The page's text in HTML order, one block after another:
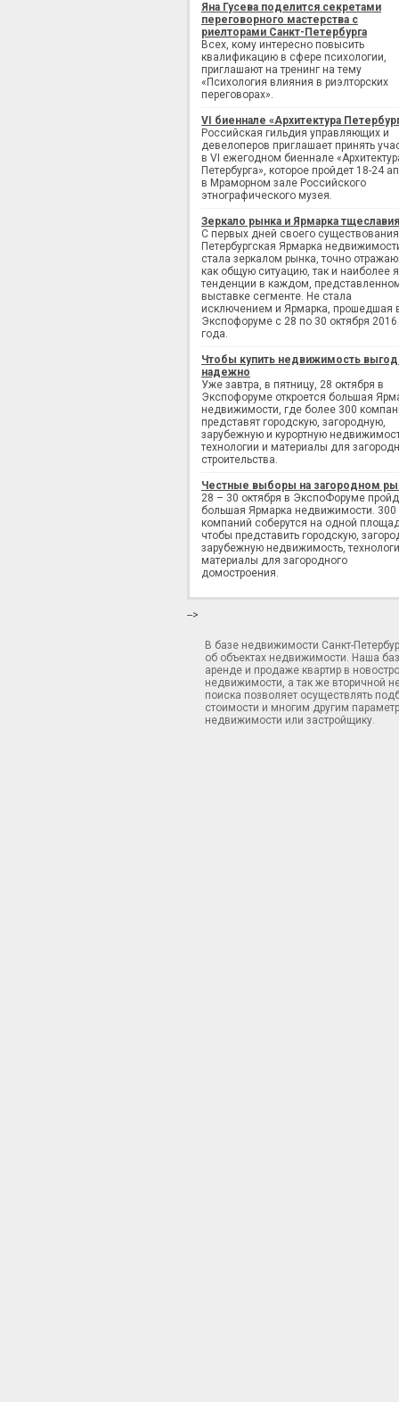
Яна Гусева поделится секретами
переговорного мастерства с
риелторами Санкт-Петербурга
Всех, кому интересно повысить
квалификацию в сфере психологии,
приглашают на тренинг на тему
«Психология влияния в риэлторских
переговорах».
VI биеннале «Архитектура
Российская гильдия управляющих и
девелоперов приглашает принять
в VI ежегодном биеннале
Петербурга», которое пройдет 18-24
в Мраморном зале Российского
этнографического музея.
Зеркало рынка и Ярмарка тщеславия
С первых дней своего существования
Петербургская Ярмарка
стала зеркалом рынка, точно
как общую ситуацию, так и наиболее
тенденции в каждом,
выставке сегменте. Не стала
исключением и Ярмарка, прошедшая
Экспофоруме с 28 по 30 октября 2016
года.
Чтобы купить недвижимость
надежно
Уже завтра, в пятницу, 28 октября в
Экспофоруме откроется большая
недвижимости, где более 300
представят городскую, загородную,
зарубежную и курортную
технологии и материалы для
строительства.
Честные выборы на загородном
28 – 30 октября в ЭкспоФоруме
большая Ярмарка недвижимости. 300
компаний соберутся на одной
чтобы представить городскую,
зарубежную недвижимость,
материалы для загородного
домостроения.
-->
В базе недвижимости Санкт-
об объектах недвижимости. Наша
аренде и продаже квартир в
недвижимости, а так же вторичной
поиска позволяет осуществлять
стоимости и многим другим
недвижимости или застройщику.